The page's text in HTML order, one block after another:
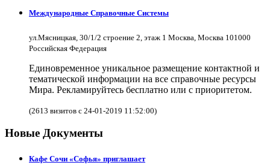
Международные Справочные Системы
ул.Мясницкая, 30/1/2 строение 2, этаж 1 Москва, Москва 101000
Российская Федерация
Единовременное уникальное размещение контактной и
тематической информации на все справочные ресурсы
Мира. Рекламируйтесь бесплатно или с приоритетом.
(2613 визитов с 24-01-2019 11:52:00)
Новые Документы
Кафе Сочи «Софья» приглашает